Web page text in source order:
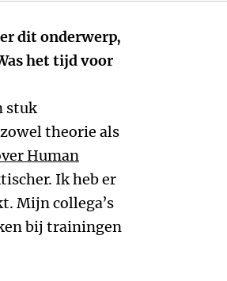
dit onderwerp,
het tijd voor
stuk
theorie als
Human
Ik heb er
Mijn collega’s
bij trainingen